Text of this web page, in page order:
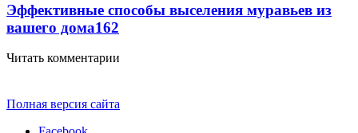
Эффективные способы выселения муравьев из
вашего дома162
Читать комментарии
Полная версия сайта